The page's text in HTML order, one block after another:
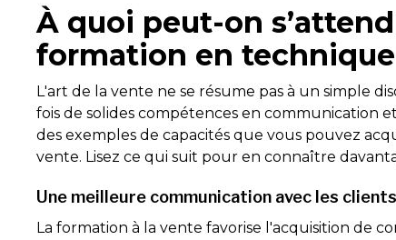
À quoi peut-on
formation en
L'art de la vente ne se résume pas à un simple
fois de solides compétences en communication
des exemples de capacités que vous pouvez
vente. Lisez ce qui suit pour en connaître
Une meilleure communication avec les clients
La formation à la vente favorise l'acquisition de